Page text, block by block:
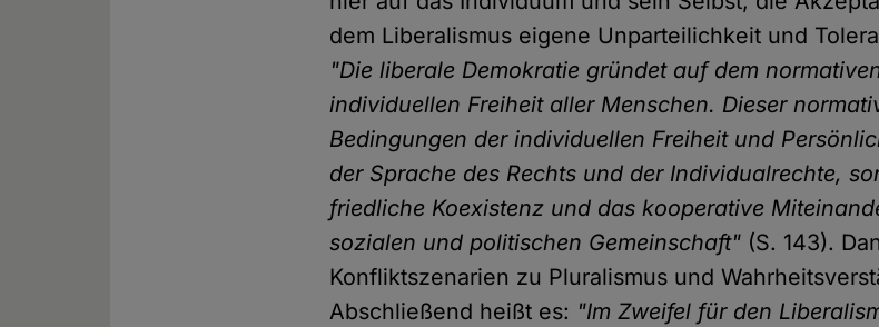
dem Liberalismus eigene Unparteilichkeit und
"Die liberale Demokratie gründet auf dem
individuellen Freiheit aller Menschen. Dieser
Bedingungen der individuellen Freiheit und
der Sprache des Rechts und der Individualrechte,
friedliche Koexistenz und das kooperative
sozialen und politischen Gemeinschaft" (S. 143).
Konfliktszenarien zu Pluralismus und
Abschließend heißt es: "Im Zweifel für den